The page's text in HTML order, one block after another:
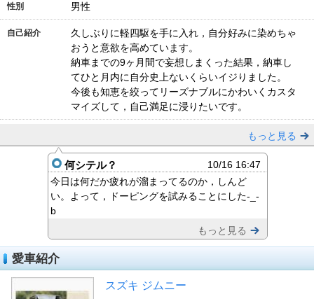
性別 男性
自己紹介
久しぶりに軽四駆を手に入れ，自分好みに染めちゃ
おうと意欲を高めています。
納車までの9ヶ月間で妄想しまくった結果，納車し
てひと月内に自分史上ないくらいイジりました。
今後も知恵を絞ってリーズナブルにかわいくカスタ
マイズして，自己満足に浸りたいです。
もっと見る
何シテル？
10/16 16:47
今日は何だか疲れが溜まってるのか，しんど
い。よって，ドーピングを試みることにした-_-
b
もっと見る
愛車紹介
スズキ ジムニー